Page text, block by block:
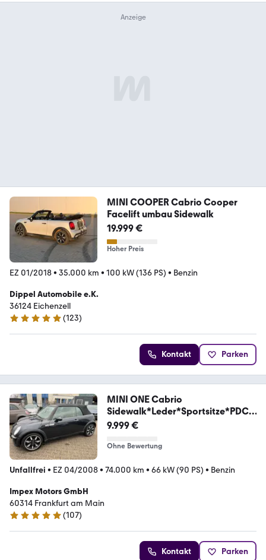
MINI COOPER Cabrio Cooper
Facelift umbau Sidewalk
19.999 €
Hoher Preis
EZ 01/2018• 35.000 km • 100 kW (136 PS) • Benzin
Dippel Automobile e.K.
36124 Eichenzell
4.8 Sterne
(123)
Kontakt Parken
MINI ONE Cabrio
Sidewalk*Leder*Sportsitze*PDC*
Sitzhei
9.999 €
Ohne Bewertung
Unfallfrei • EZ 04/2008• 74.000 km • 66 kW (90 PS) • Benzin
Impex Motors GmbH
60314 Frankfurt am Main
5 Sterne
(107)
Kontakt Parken